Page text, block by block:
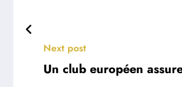
Next post
Un club européen